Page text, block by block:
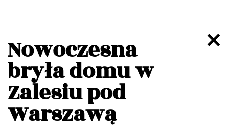
Nowoczesna
bryła domu w
Zalesiu pod
Warszawą